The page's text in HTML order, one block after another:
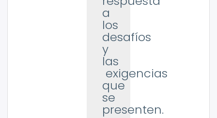
a
los
desafíos
y
las
exigencias
que
se
presenten.